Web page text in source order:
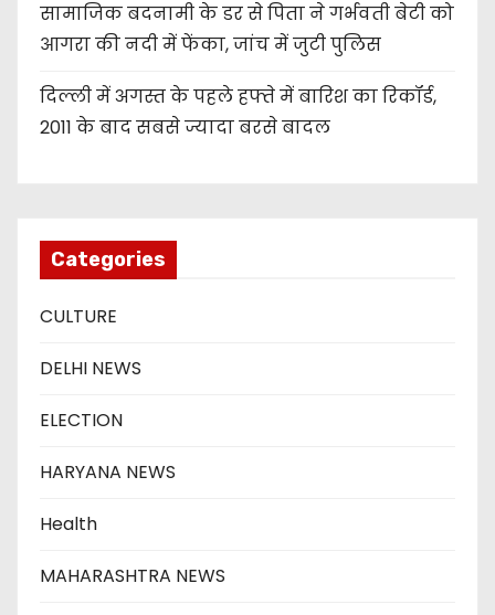
सामाजिक बदनामी के डर से पिता ने गर्भवती बेटी को
आगरा की नदी में फेंका, जांच में जुटी पुलिस
दिल्ली में अगस्त के पहले हफ्ते में बारिश का रिकॉर्ड,
2011 के बाद सबसे ज्यादा बरसे बादल
Categories
CULTURE
DELHI NEWS
ELECTION
HARYANA NEWS
Health
MAHARASHTRA NEWS